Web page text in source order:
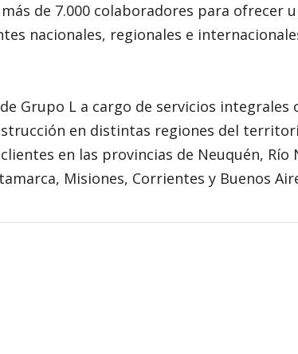
de 7.000 colaboradores para ofrecer
nacionales, regionales e
Grupo L a cargo de servicios integrales
en distintas regiones del
en las provincias de Neuquén, Río
Misiones, Corrientes y Buenos